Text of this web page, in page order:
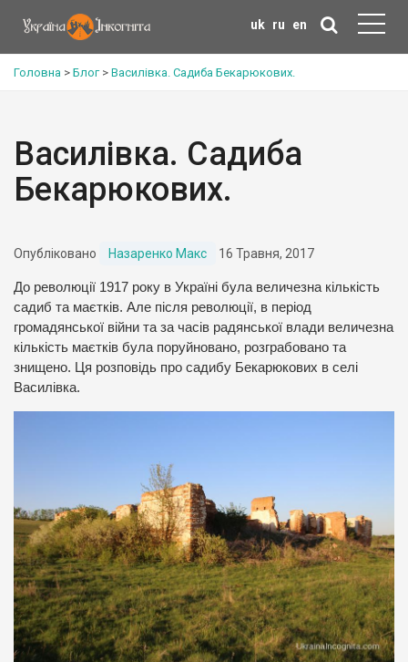
uk ru en
Головна > Блог> Василівка. Садиба Бекарюкових.
Василівка. Садиба
Бекарюкових.
Опубліковано Назаренко Макс 16 Травня, 2017
До революції 1917 року в Україні була величезна кількість
садиб та маєтків. Але після революції, в період
громадянської війни та за часів радянської влади величезна
кількість маєтків була поруйновано, розграбовано та
знищено. Ця розповідь про садибу Бекарюкових в селі
Василівка.